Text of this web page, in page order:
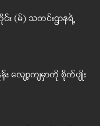
(မ်) သတင်းဌာနရဲ့
း လျော့ကျမှာကို စိုက်ပျိုး